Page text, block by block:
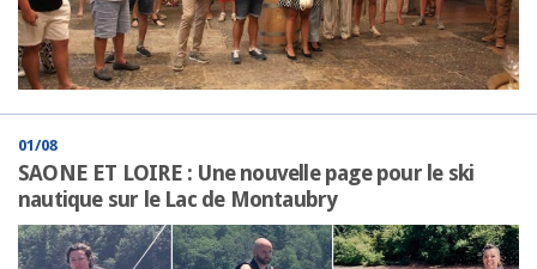
01/08
SAONE ET LOIRE : Une nouvelle page pour le ski
nautique sur le Lac de Montaubry